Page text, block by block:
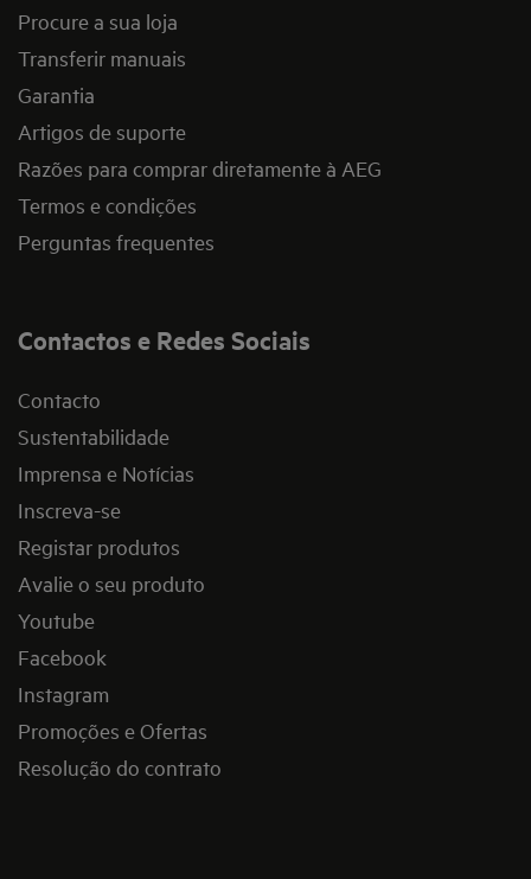
Procure a sua loja
Transferir manuais
Garantia
Artigos de suporte
Razões para comprar diretamente à AEG
Termos e condições
Perguntas frequentes
Contactos e Redes Sociais
Contacto
Sustentabilidade
Imprensa e Notícias
Inscreva-se
Registar produtos
Avalie o seu produto
Youtube
Facebook
Instagram
Promoções e Ofertas
Resolução do contrato